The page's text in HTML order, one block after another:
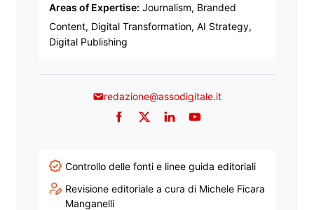
Areas of Expertise: Journalism, Branded
Content, Digital Transformation, AI Strategy,
Digital Publishing
redazione@assodigitale.it
Facebook
TwitterLinkedInYouTube
Controllo delle fonti e linee guida editoriali
Revisione editoriale a cura di Michele Ficara
Manganelli